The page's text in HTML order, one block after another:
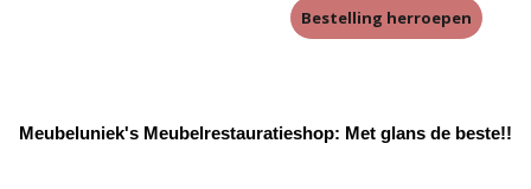
Bestelling herroepen
Meubeluniek's Meubelrestauratieshop: Met glans de beste!!